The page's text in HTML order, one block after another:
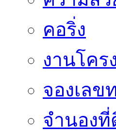
คอริ่ง
งานโคร
จองเลข
จำนอง